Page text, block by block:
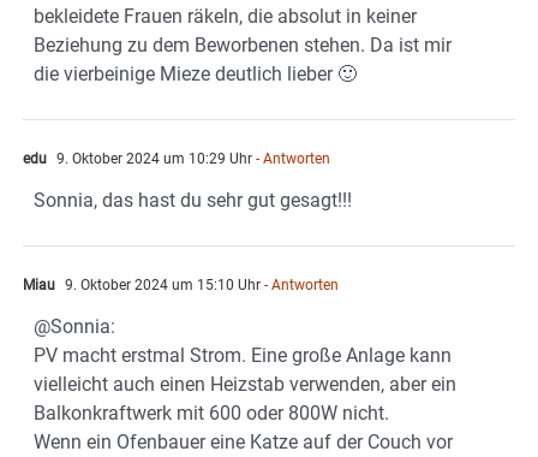
bekleidete Frauen räkeln, die absolut in keiner
Beziehung zu dem Beworbenen stehen. Da ist mir
die vierbeinige Mieze deutlich lieber 🙂
edu 9. Oktober 2024 um 10:29 Uhr - Antworten
Sonnia, das hast du sehr gut gesagt!!!
Miau 9. Oktober 2024 um 15:10 Uhr - Antworten
@Sonnia:
PV macht erstmal Strom. Eine große Anlage kann
vielleicht auch einen Heizstab verwenden, aber ein
Balkonkraftwerk mit 600 oder 800W nicht.
Wenn ein Ofenbauer eine Katze auf der Couch vor